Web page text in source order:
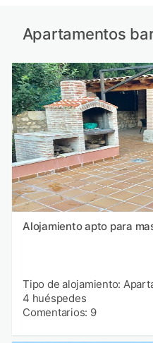
Apartamentos
Alojamiento apto para
Tipo de alojamiento:
4 huéspedes
Comentarios: 9